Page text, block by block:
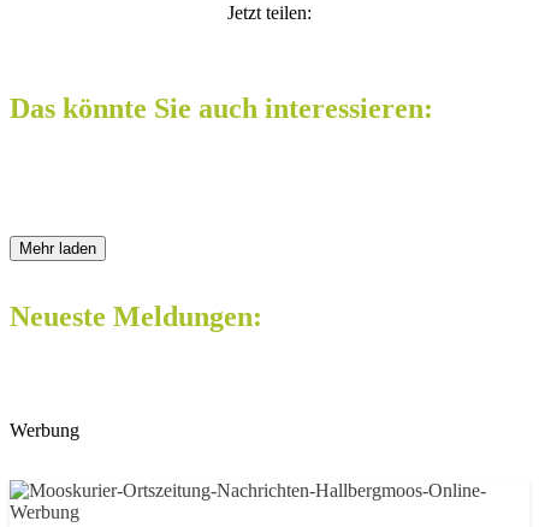
Jetzt teilen:
Das könnte Sie auch interessieren:
Mehr laden
Neueste Meldungen:
Werbung